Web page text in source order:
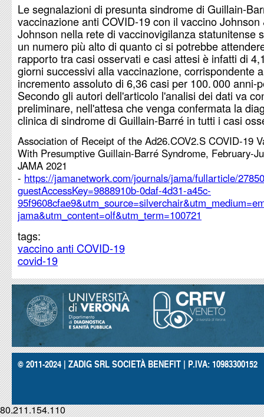
Le segnalazioni di presunta sindrome di Guillain-
vaccinazione anti COVID-19 con il vaccino Johnson
Johnson nella rete di vaccinovigilanza statunitense
un numero più alto di quanto ci si potrebbe
rapporto tra casi osservati e casi attesi è infatti di
giorni successivi alla vaccinazione, corrispondente
incremento assoluto di 6,36 casi per 100. 000 anni-
Secondo gli autori dell'articolo l'analisi dei dati va
preliminare, nell'attesa che venga confermata la
clinica di sindrome di Guillain-Barré in tutti i casi
Association of Receipt of the Ad26.COV2.S COVID-19
With Presumptive Guillain-Barré Syndrome, February-
JAMA 2021
- https://jamanetwork.com/journals/jama/fullarticle/
guestAccessKey=9888910b-0daf-4d31-a45c-
jama&utm_content=olf&utm_term=100721
tags:
vaccino anti COVID-19
covid-19
© 2011-2024 | ZADIG SRL SOCIETÀ BENEFIT | P.IVA: 10983300152
80.211.154.110